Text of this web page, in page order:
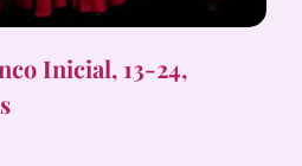
Inicial, 13-24,